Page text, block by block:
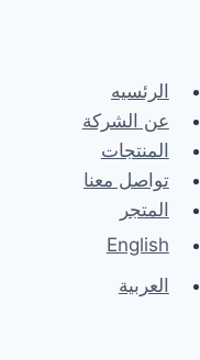
الرئسيه
عن الشركة
المنتجات
تواصل معنا
المتجر
English
العربية